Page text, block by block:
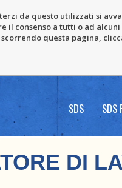
da questo utilizzati si
il consenso a tutti o ad
questa pagina,
SDS SDS
DI